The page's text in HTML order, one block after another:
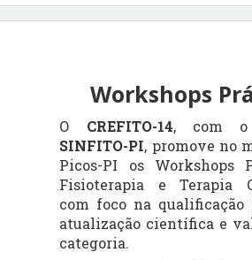
Workshops
O CREFITO-14, com o
SINFITO-PI, promove no
Picos-PI os Workshops
Fisioterapia e Terapia
com foco na qualificação
atualização científica e
categoria.